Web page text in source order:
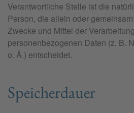
Verantwortliche Stelle ist die
Person, die allein oder
Zwecke und Mittel der
personenbezogenen Daten (z. B.
o. Ä.) entscheidet.
Speicherdauer